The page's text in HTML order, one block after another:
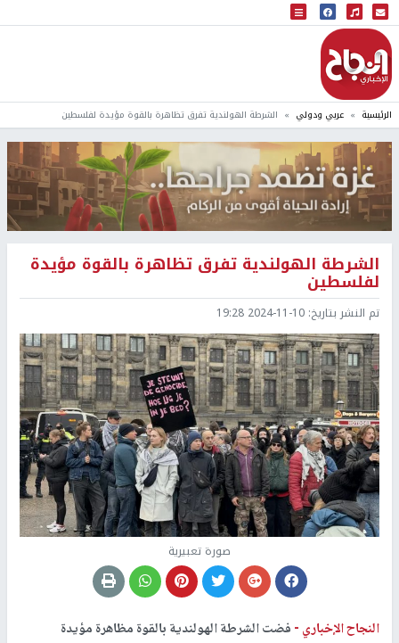
البث المباشر
إذاعة النجاح
الرئيسية عربي ودولي الشرطة الهولندية تفرق تظاهرة بالقوة مؤيدة لفلسطين
الشرطة الهولندية تفرق تظاهرة بالقوة مؤيدة
لفلسطين
تم النشر بتاريخ: 2024-11-10 19:28
صورة تعبيرية
النجاح الإخباري -فضت الشرطة الهولندية بالقوة مظاهرة مؤيدة